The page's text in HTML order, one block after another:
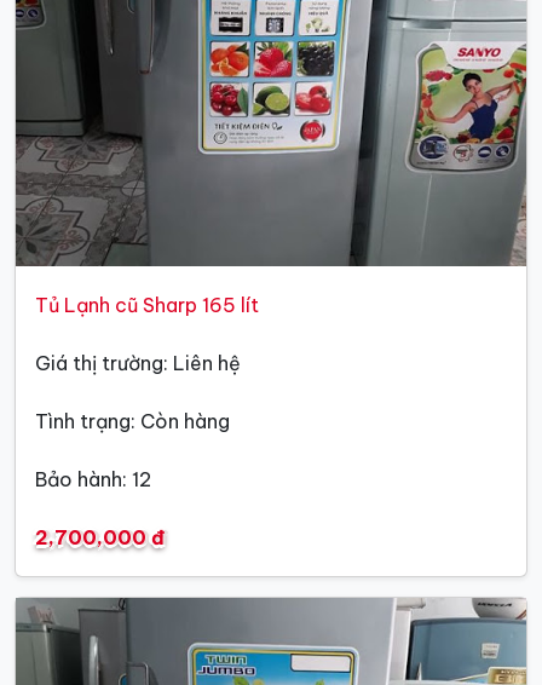
Tủ Lạnh cũ Sharp 165 lít
Giá thị trường: Liên hệ
Tình trạng: Còn hàng
Bảo hành: 12
2,700,000 đ